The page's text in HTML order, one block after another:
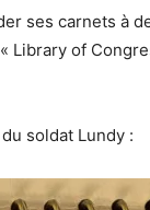
ses carnets à
Library of
soldat Lundy :